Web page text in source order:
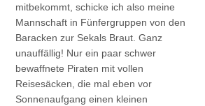
mitbekommt, schicke ich also meine
Mannschaft in Fünfergruppen von den
Baracken zur Sekals Braut. Ganz
unauffällig! Nur ein paar schwer
bewaffnete Piraten mit vollen
Reisesäcken, die mal eben vor
Sonnenaufgang einen kleinen